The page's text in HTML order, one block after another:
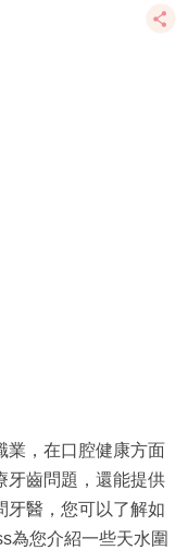
業，在口腔健康方面
牙齒問題，還能提供
牙醫，您可以了解如
為您介紹一些天水圍